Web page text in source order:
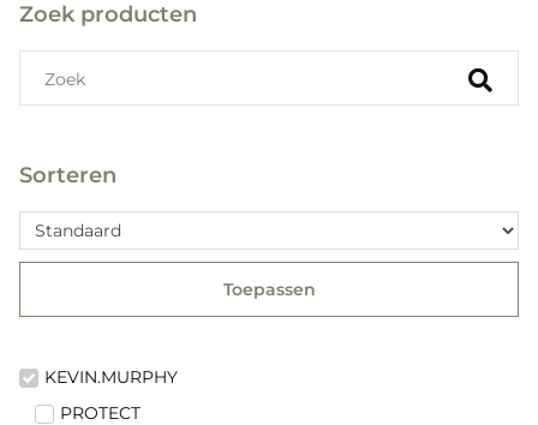
Zoek producten
Sorteren
Toepassen
KEVIN.MURPHY
PROTECT